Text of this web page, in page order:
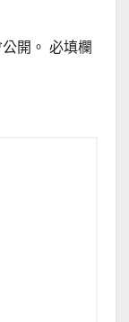
開。 必填欄